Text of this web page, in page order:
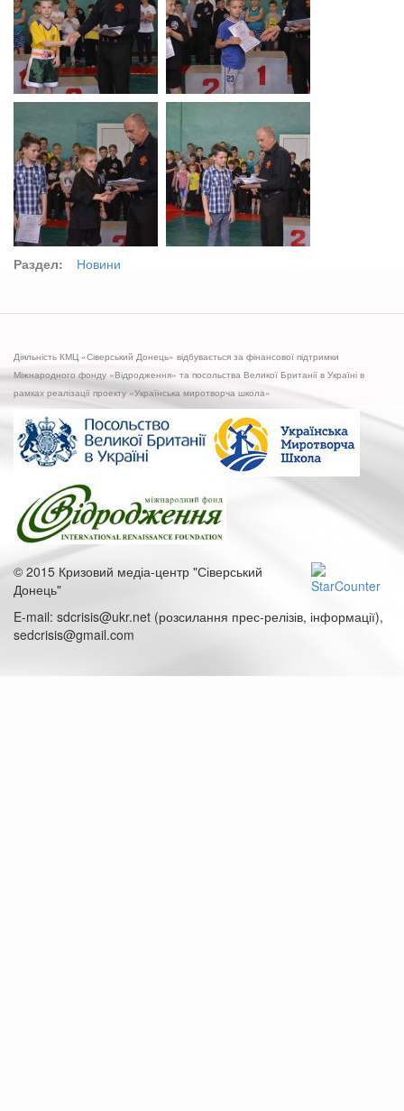
Раздел: Новини
Діяльність КМЦ «Сіверський Донець» відбувається за фінансової підтримки
Міжнародного фонду «Відродження» та посольства Великої Британії в Україні в
рамках реалізації проекту «Українська миротворча школа»
© 2015 Кризовий медіа-центр "Сіверський
Донець"
E-mail: sdcrisis@ukr.net (розсилання прес-релізів, інформації),
sedcrisis@gmail.com